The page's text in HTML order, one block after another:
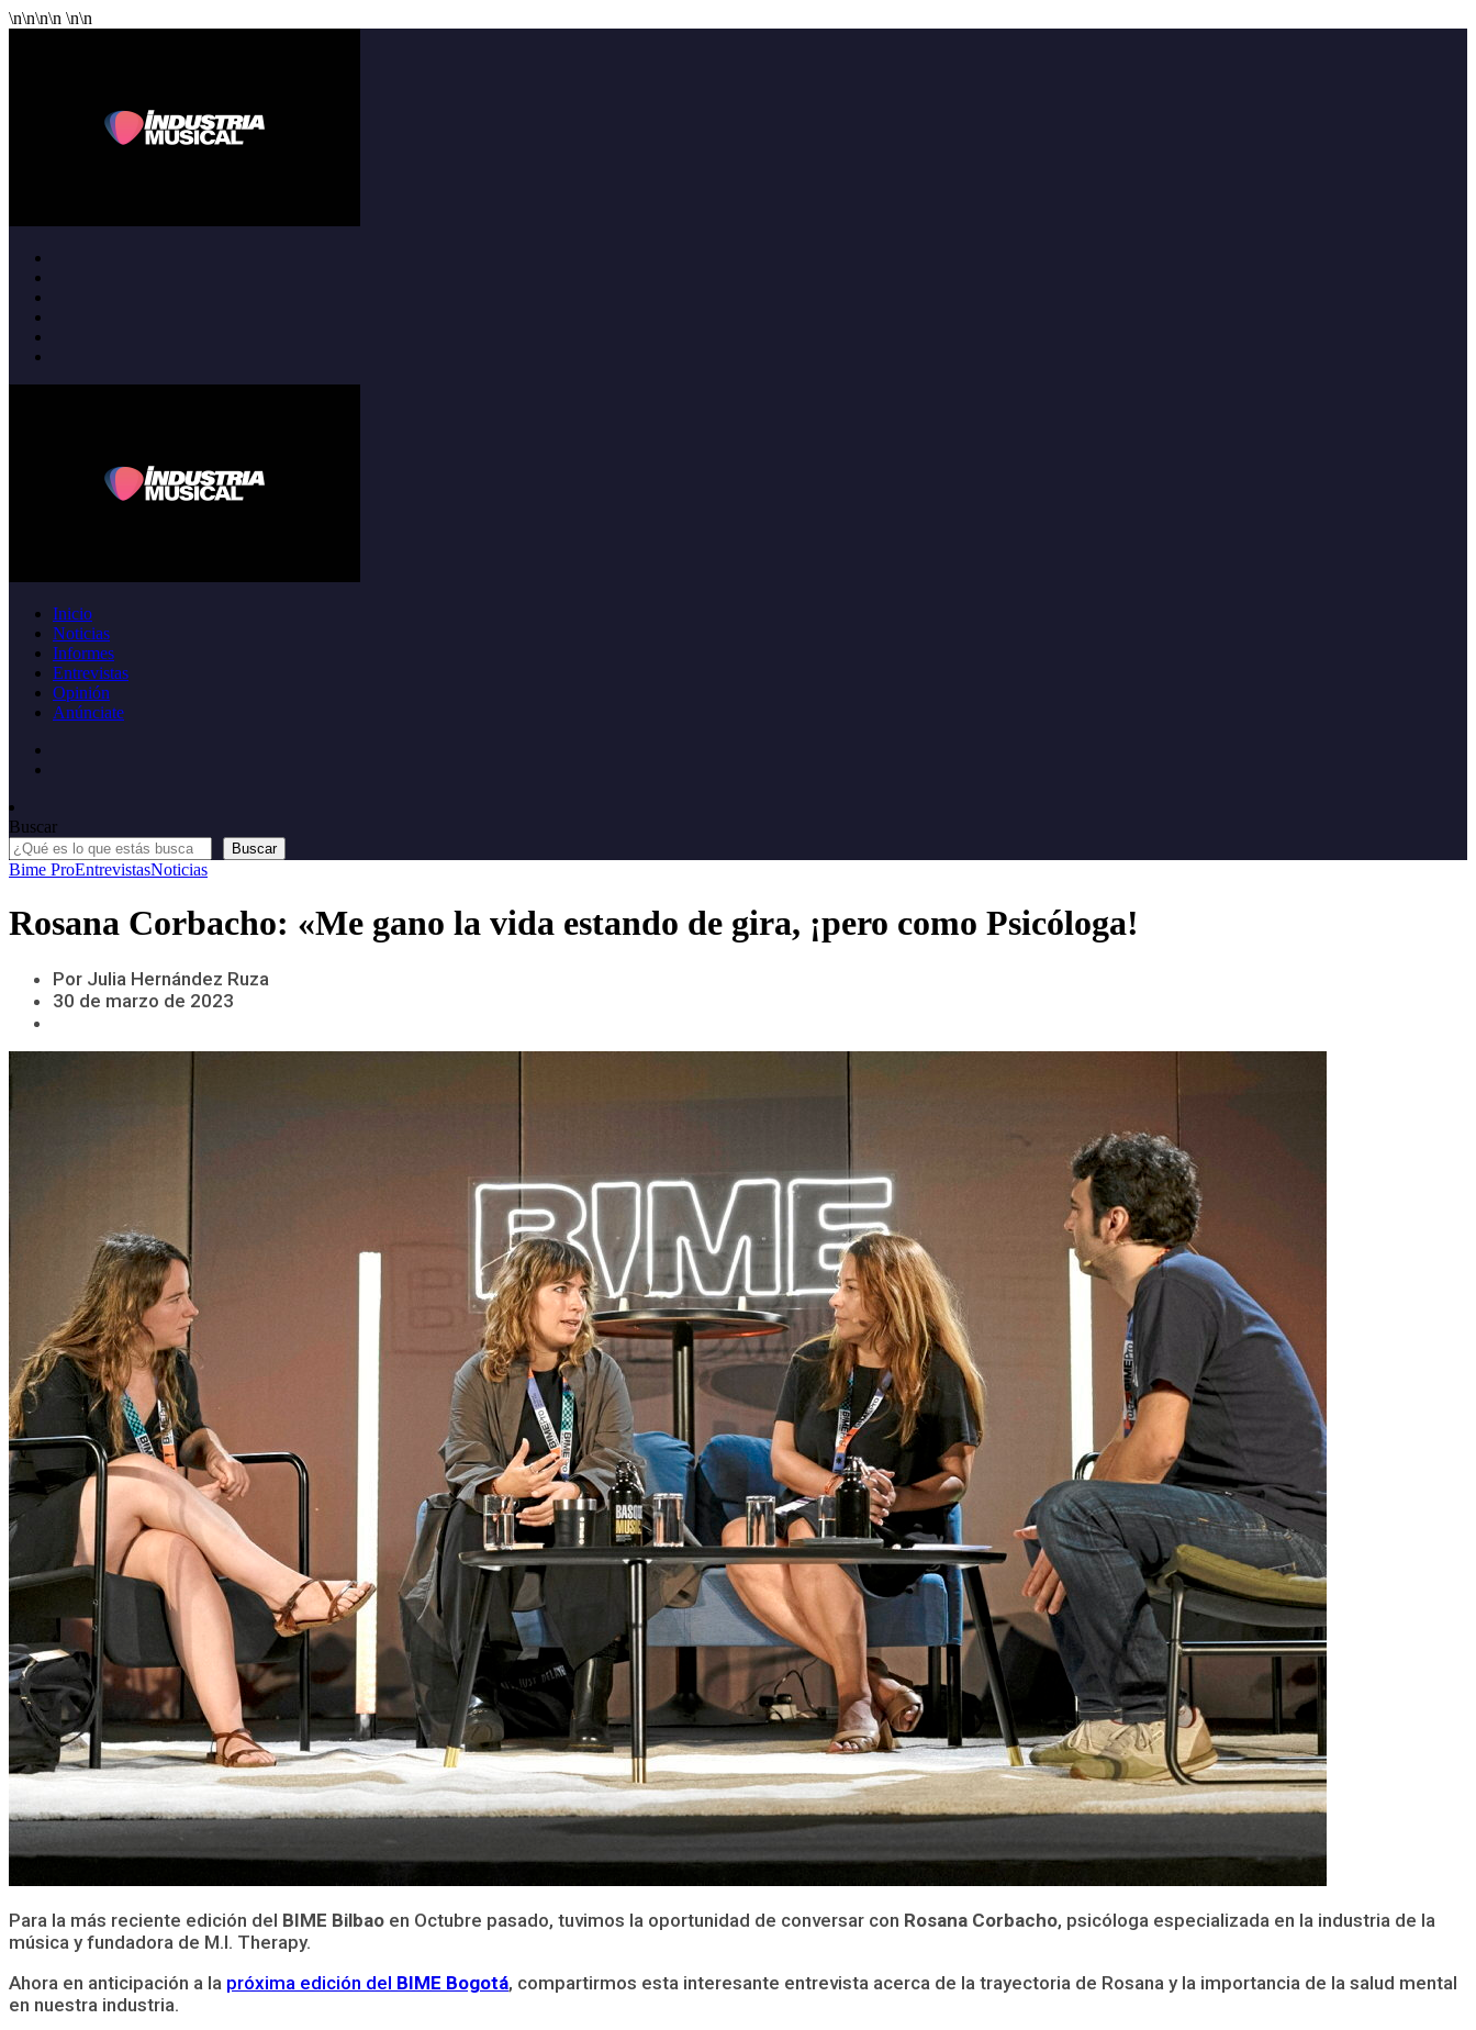
\n\n\n\n \n\n
Inicio
Noticias
Informes
Entrevistas
Opinión
Anúnciate
Buscar
Buscar
Bime ProEntrevistasNoticias
Rosana Corbacho: «Me gano la vida estando de gira, ¡pero como Psicóloga!
Por Julia Hernández Ruza
30 de marzo de 2023
Para la más reciente edición del BIME Bilbao en Octubre pasado, tuvimos la oportunidad de conversar con Rosana Corbacho, psicóloga especializada en la industria de la
música y fundadora de M.I. Therapy.
Ahora en anticipación a la próxima edición del BIME Bogotá, compartirmos esta interesante entrevista acerca de la trayectoria de Rosana y la importancia de la salud mental
en nuestra industria.